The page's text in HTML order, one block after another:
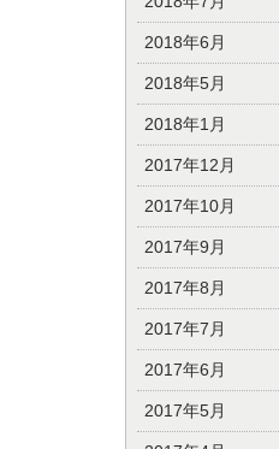
2018年6月
2018年5月
2018年1月
2017年12月
2017年10月
2017年9月
2017年8月
2017年7月
2017年6月
2017年5月